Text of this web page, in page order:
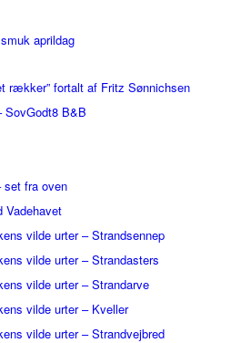
aprildag
rækker” fortalt af Fritz Sønnichsen
SovGodt8 B&B
set fra oven
Vadehavet
vilde urter – Strandsennep
vilde urter – Strandasters
vilde urter – Strandarve
vilde urter – Kveller
vilde urter – Strandvejbred